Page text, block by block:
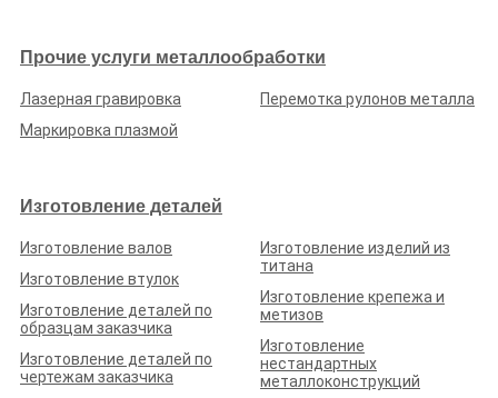
Прочие услуги металлообработки
Лазерная гравировка
Маркировка плазмой
Перемотка рулонов металла
Изготовление деталей
Изготовление валов
Изготовление втулок
Изготовление деталей по
образцам заказчика
Изготовление деталей по
чертежам заказчика
Изготовление изделий из
титана
Изготовление крепежа и
метизов
Изготовление
нестандартных
металлоконструкций